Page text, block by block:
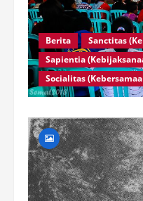
Berita Sanctitas
Sapientia
Socialitas